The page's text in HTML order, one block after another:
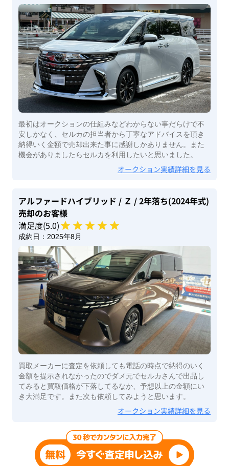
最初はオークションの仕組みなどわからない事だらけで不
安しかなく、セルカの担当者から丁寧なアドバイスを頂き
納得いく金額で売却出来た事に感謝しかありません。また
機会がありましたらセルカを利用したいと思いました。
オークション実績詳細を見る
アルファードハイブリッド / Ｚ / 2年落ち(2024年式)
売却のお客様
満足度(5.0)
成約日： 2025年8月
買取メーカーに査定を依頼しても電話の時点で納得のいく
金額を提示されなかったのでダメ元でセルカさんで出品し
てみると買取価格が下落してるなか、予想以上の金額にい
き大満足です。また次も依頼してみようと思います。
オークション実績詳細を見る